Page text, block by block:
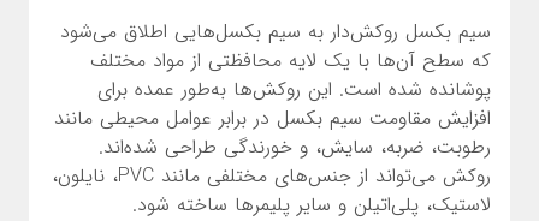
سیم بکسل روکش‌دار به سیم بکسل‌هایی اطلاق می‌شود
که سطح آن‌ها با یک لایه محافظتی از مواد مختلف
پوشانده شده است. این روکش‌ها به‌طور عمده برای
افزایش مقاومت سیم بکسل در برابر عوامل محیطی مانند
رطوبت، ضربه، سایش، و خورندگی طراحی شده‌اند.
روکش می‌تواند از جنس‌های مختلفی مانند PVC، نایلون،
لاستیک، پلی‌اتیلن و سایر پلیمرها ساخته شود.